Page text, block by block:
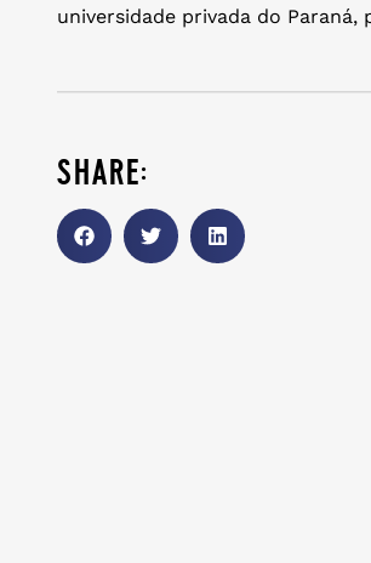
universidade privada do
share: